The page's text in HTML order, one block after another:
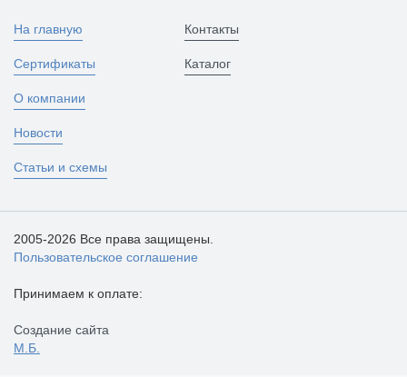
На главную
Сертификаты
О компании
Новости
Статьи и схемы
Контакты
Каталог
2005-2026 Все права защищены.
Пользовательское соглашение
Принимаем к оплате:
Создание сайта
М.Б.